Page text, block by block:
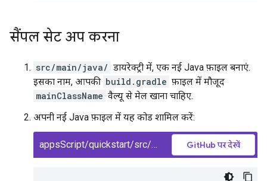
सैंपल सेट अप करना
src/main/java/ डायरेक्ट्री में, एक नई Java फ़ाइल बनाएं.
इसका नाम, आपकी build.gradle फ़ाइल में मौजूद
mainClassName वैल्यू से मेल खाना चाहिए.
अपनी नई Java फ़ाइल में यह कोड शामिल करें:
appsScript/quickstart/src/main/java/AppsScriptQuickstart.java GitHub पर देखें